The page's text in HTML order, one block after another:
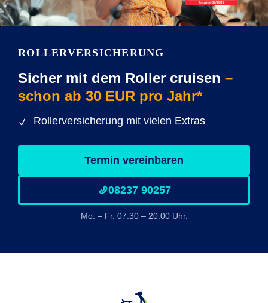
ROLLERVERSICHERUNG
Sicher mit dem Roller cruisen –
schon ab 30 EUR pro Jahr*
Rollerversicherung mit vielen Extras
Termin vereinbaren
08237 90257
Mo. – Fr. 07:30 – 20:00 Uhr.